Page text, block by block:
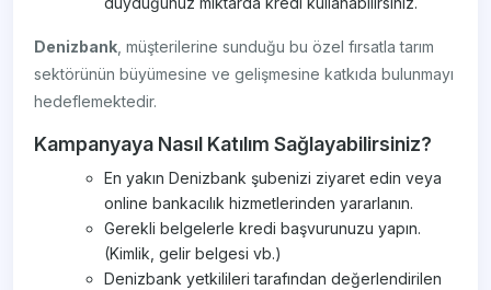
Denizbank , müşterilerine sunduğu bu özel fırsatla tarım
sektörünün büyümesine ve gelişmesine katkıda bulunmayı
hedeflemektedir.
Kampanyaya Nasıl Katılım Sağlayabilirsiniz?
En yakın Denizbank şubenizi ziyaret edin veya
online bankacılık hizmetlerinden yararlanın.
Gerekli belgelerle kredi başvurunuzu yapın.
(Kimlik, gelir belgesi vb.)
Denizbank yetkilileri tarafından değerlendirilen